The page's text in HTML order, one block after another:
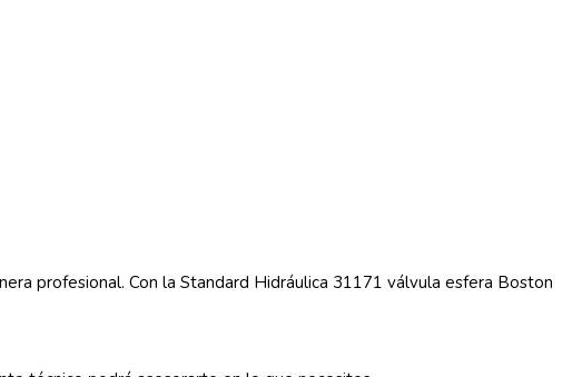
profesional. Con la Standard Hidráulica 31171 válvula esfera Boston